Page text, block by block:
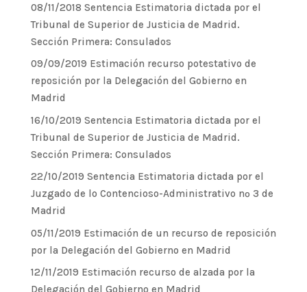
08/11/2018 Sentencia Estimatoria dictada por el
Tribunal de Superior de Justicia de Madrid.
Sección Primera: Consulados
09/09/2019 Estimación recurso potestativo de
reposición por la Delegación del Gobierno en
Madrid
16/10/2019 Sentencia Estimatoria dictada por el
Tribunal de Superior de Justicia de Madrid.
Sección Primera: Consulados
22/10/2019 Sentencia Estimatoria dictada por el
Juzgado de lo Contencioso-Administrativo nº 3 de
Madrid
05/11/2019 Estimación de un recurso de reposición
por la Delegación del Gobierno en Madrid
12/11/2019 Estimación recurso de alzada por la
Delegación del Gobierno en Madrid